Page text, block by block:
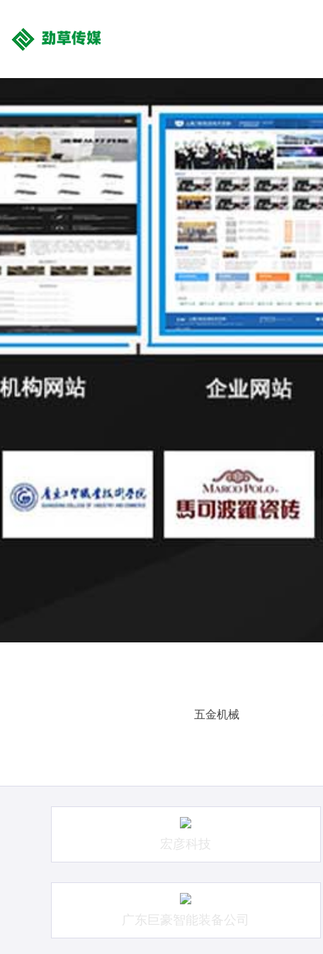
五金机械
宏彦科技
广东巨豪智能装备公司